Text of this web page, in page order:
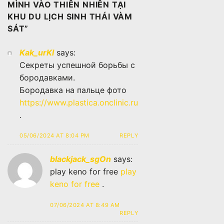
MÌNH VÀO THIÊN NHIÊN TẠI
KHU DU LỊCH SINH THÁI VÀM
SÁT”
Kak_urKl says:
Секреты успешной борьбы с
бородавками.
Бородавка на пальце фото
https://www.plastica.onclinic.ru
.
05/06/2024 AT 8:04 PM REPLY
blackjack_sgOn says:
play keno for free play
keno for free .
07/06/2024 AT 8:49 AM
REPLY